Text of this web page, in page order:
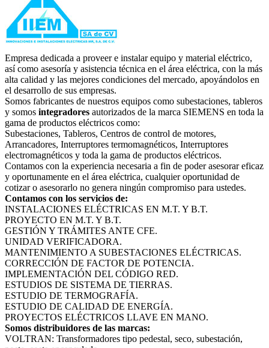
Empresa dedicada a proveer e instalar equipo y material eléctrico,
así como asesoría y asistencia técnica en el área eléctrica, con la más
alta calidad y las mejores condiciones del mercado, apoyándolos en
el desarrollo de sus empresas.
Somos fabricantes de nuestros equipos como subestaciones, tableros
y somos integradores autorizados de la marca SIEMENS en toda la
gama de productos eléctricos como:
Subestaciones, Tableros, Centros de control de motores,
Arrancadores, Interruptores termomagnéticos, Interruptores
electromagnéticos y toda la gama de productos eléctricos.
Contamos con la experiencia necesaria a fin de poder asesorar eficaz
y oportunamente en el área eléctrica, cualquier oportunidad de
cotizar o asesorarlo no genera ningún compromiso para ustedes.
Contamos con los servicios de:
INSTALACIONES ELÉCTRICAS EN M.T. Y B.T.
PROYECTO EN M.T. Y B.T.
GESTIÓN Y TRÁMITES ANTE CFE.
UNIDAD VERIFICADORA.
MANTENIMIENTO A SUBESTACIONES ELÉCTRICAS.
CORRECCIÓN DE FACTOR DE POTENCIA.
IMPLEMENTACIÓN DEL CÓDIGO RED.
ESTUDIOS DE SISTEMA DE TIERRAS.
ESTUDIO DE TERMOGRAFÍA.
ESTUDIO DE CALIDAD DE ENERGÍA.
PROYECTOS ELÉCTRICOS LLAVE EN MANO.
Somos distribuidores de las marcas:
VOLTRAN: Transformadores tipo pedestal, seco, subestación,